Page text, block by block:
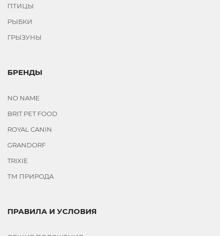
ПТИЦЫ
РЫБКИ
ГРЫЗУНЫ
БРЕНДЫ
NO NAME
BRIT PET FOOD
ROYAL CANIN
GRANDORF
TRIXIE
ТМ ПРИРОДА
ПРАВИЛА И УСЛОВИЯ